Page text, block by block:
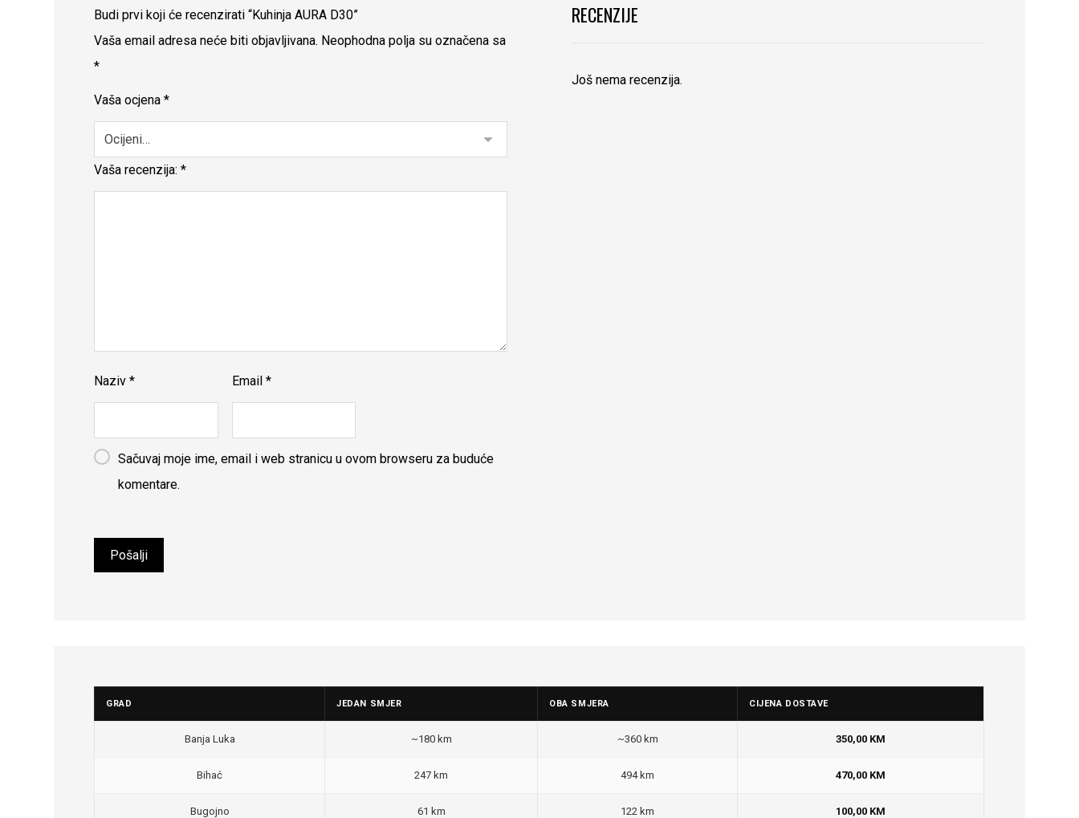
RECENZIJE
Još nema recenzija.
Budi prvi koji će recenzirati “Kuhinja AURA D30”
Vaša email adresa neće biti objavljivana. Neophodna polja su označena sa
*
Vaša ocjena*
Vaša recenzija:*
Naziv* Email *
Sačuvaj moje ime, email i web stranicu u ovom browseru za buduće
komentare.
GRAD JEDAN SMJER OBA SMJERA CIJENA DOSTAVE
Banja Luka ~180 km ~360 km 350,00 KM
Bihać 247 km 494 km 470,00 KM
Bugojno 61 km 122 km 100,00 KM